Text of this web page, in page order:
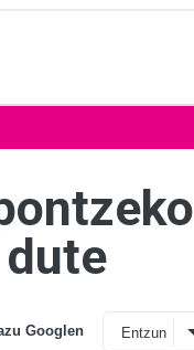
Googlen Entzun